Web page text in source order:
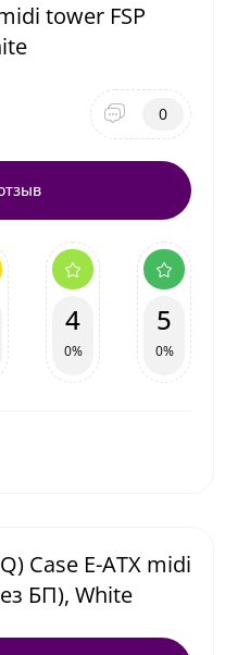
tower FSP
0
4
0%
5
0%
Case E-ATX midi
БП), White